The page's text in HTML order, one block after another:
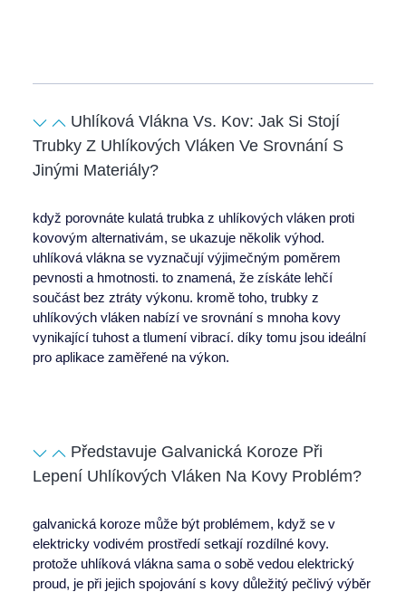
Uhlíková Vlákna Vs. Kov: Jak Si Stojí
Trubky Z Uhlíkových Vláken Ve Srovnání S
Jinými Materiály?
když porovnáte kulatá trubka z uhlíkových vlákenproti
kovovým alternativám, se ukazuje několik výhod.
uhlíková vlákna se vyznačují výjimečným poměrem
pevnosti a hmotnosti. to znamená, že získáte lehčí
součást bez ztráty výkonu. kromě toho, trubky z
uhlíkových vlákennabízí ve srovnání s mnoha kovy
vynikající tuhost a tlumení vibrací. díky tomu jsou ideální
pro aplikace zaměřené na výkon.
Představuje Galvanická Koroze Při
Lepení Uhlíkových Vláken Na Kovy Problém?
galvanická koroze může být problémem, když se v
elektricky vodivém prostředí setkají rozdílné kovy.
protože uhlíková vlákna sama o sobě vedou elektrický
proud, je při jejich spojování s kovy důležitý pečlivý výběr